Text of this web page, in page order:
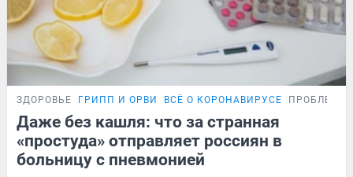
ЗДОРОВЬЕ ГРИПП И ОРВИ ВСЁ О КОРОНАВИРУСЕ ПРОБЛЕМА
Даже без кашля: что за странная
«простуда» отправляет россиян в
больницу с пневмонией